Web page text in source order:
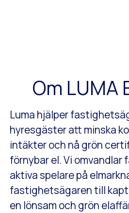
Om LUMA
Luma hjälper
hyresgäster att minska
intäkter och nå grön
förnybar el. Vi
aktiva spelare på
fastighetsägaren till
en lönsam och grön